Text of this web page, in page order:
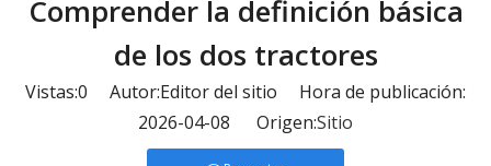
Comprender la definición básica
de los dos tractores
Vistas:0 Autor:Editor del sitio Hora de publicación:
2026-04-08 Origen:Sitio